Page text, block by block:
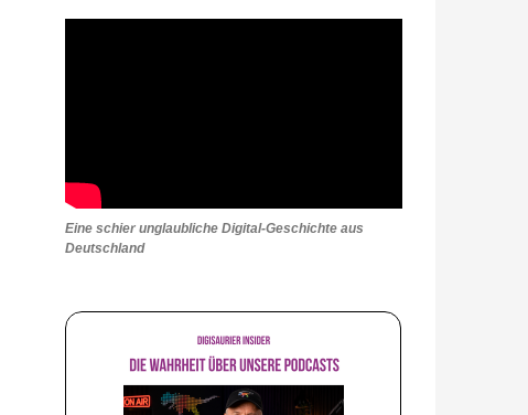
Eine schier unglaubliche Digital-Geschichte aus
Deutschland